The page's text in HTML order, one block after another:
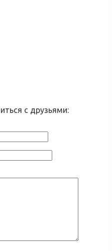
с друзьями: